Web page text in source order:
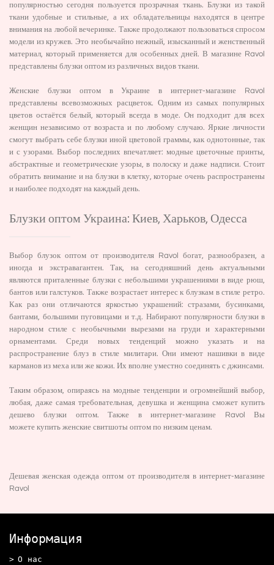
популярностью сегодня пользуется прозрачная ткань. Блузки из такой
ткани удобные и стильные, а их обладательницы находятся в центре
внимания на любой вечеринке. Также продолжают пользоваться спросом
модели из кружев. Это необычайно нежный, изысканный и женственный
материал, который применяется для особенных дней. В магазине Ravol
представлены блузки оптом из различных видов ткани.
Женские блузки оптом в Украине в интернет-магазине Ravol
представлены всевозможных расцветок. Одним из самых популярных
цветов остаётся белый, который всегда в моде. Он подходит для всех
женщин независимо от возраста и по любому случаю. Яркие личности
смогут выбрать себе блузки иной цветовой граммы, как однотонные, так
и с узорами. Выбор последних впечатляет: модные цветочные принты,
абстрактные и геометрические узоры, в полоску и даже надписи. Стоит
обратить внимание и на блузки в клетку, которые очень распространены
и наиболее подходят на каждый день.
Блузки оптом Украина: Киев, Харьков, Одесса
Выбор блузок оптом от производителя Ravol богат, разнообразен, а
иногда и экстравагантен. Так, на сегодняшний день актуальными
являются приталенные блузки с небольшими украшениями в виде рюш,
бантов или галстуков. Также возрастает интерес к блузкам в стиле ретро.
Как раз они отличаются яркостью украшений: стразами, бусинками,
бантами, большими пуговицами и т.д. Набирают популярности блузки в
народном стиле с необычными вырезами на груди и характерными
орнаментами. Среди новых тенденций можно указать и на
распространение блуз в стиле милитари. Они имеют нашивки в виде
карманов из меха или же кожи. Их вполне уместно соединять с джинсами.
Таким образом, опираясь на модные тенденции и огромнейший выбор,
любая, даже самая требовательная, девушка и женщина сможет купить
дешево блузки оптом. Также в интернет-магазине Ravol Вы
можете купить женские свитшоты оптом по низким ценам.
Дешевая женская одежда оптом от производителяв интернет-магазине
Ravol
Информация
О нас